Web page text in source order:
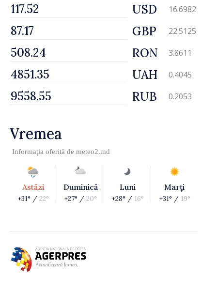
USD 16.6982
GBP 22.5125
RON 3.8611
UAH 0.4045
RUB 0.2053
Vremea
Informația oferită de meteo2.md
Astăzi
+31° / 22°
Duminică
+27° / 20°
Luni
+28° / 16°
Marţi
+31° / 19°